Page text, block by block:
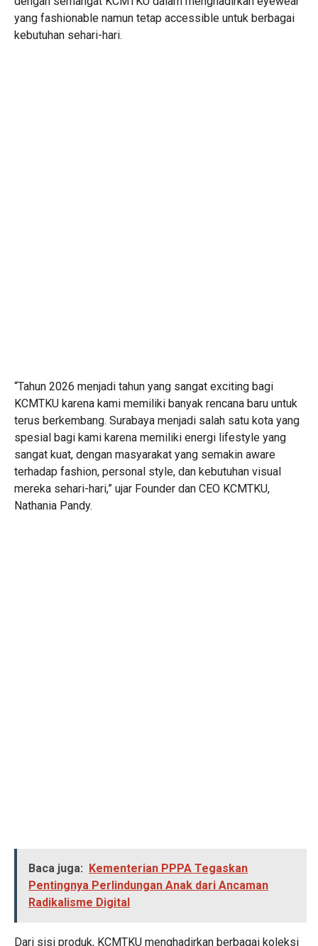
yang fashionable namun tetap accessible untuk berbagai
kebutuhan sehari-hari.
“Tahun 2026 menjadi tahun yang sangat exciting bagi
KCMTKU karena kami memiliki banyak rencana baru untuk
terus berkembang. Surabaya menjadi salah satu kota yang
spesial bagi kami karena memiliki energi lifestyle yang
sangat kuat, dengan masyarakat yang semakin aware
terhadap fashion, personal style, dan kebutuhan visual
mereka sehari-hari,” ujar Founder dan CEO KCMTKU,
Nathania Pandy.
Baca juga:
Kementerian PPPA Tegaskan
Pentingnya Perlindungan Anak dari Ancaman
Radikalisme Digital
Dari sisi produk, KCMTKU menghadirkan berbagai koleksi